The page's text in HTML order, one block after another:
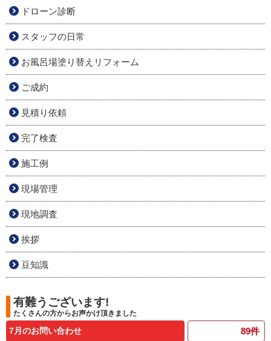
ドローン診断
スタッフの日常
お風呂場塗り替えリフォーム
ご成約
見積り依頼
完了検査
施工例
現場管理
現地調査
挨拶
豆知識
有難うございます!
たくさんの方からお声かけ頂きました
7月のお問い合わせ 89件